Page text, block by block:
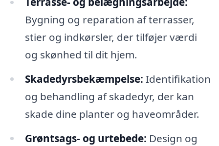
Bygning og reparation af terrasser,
stier og indkørsler, der tilføjer værdi
og skønhed til dit hjem.
Skadedyrsbekæmpelse: Identifikation
og behandling af skadedyr, der kan
skade dine planter og haveområder.
Grøntsags- og urtebede: Design og